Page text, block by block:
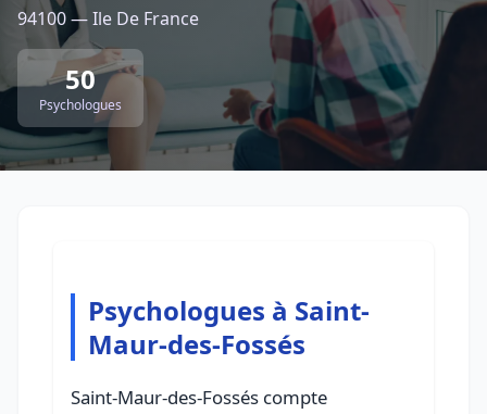
94100 — Ile De France
50
Psychologues
Psychologues à Saint-
Maur-des-Fossés
Saint-Maur-des-Fossés compte